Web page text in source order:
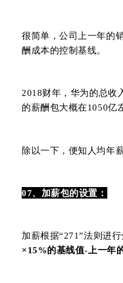
很简单，公司上一年的
酬成本的控制基线。
2018财年，华为的总收
的薪酬包大概在1050亿
除以一下，便知人均年薪
07、加薪包的设置：
加薪根据“271”法则进行
×15%的基线值-上一年